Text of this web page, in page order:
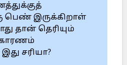
பெண் இருக்கிறாள்
தான் தெரியும்
சரியா?